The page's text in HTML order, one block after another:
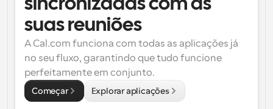
sincronizadas com as
suas reuniões
A Cal.com funciona com todas as aplicações já
no seu fluxo, garantindo que tudo funcione
perfeitamente em conjunto.
Começar Explorar aplicações